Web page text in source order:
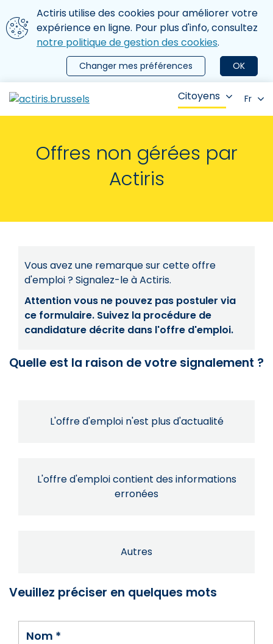
Aller au contenu principal
Nous utilisons des cookies
Actiris utilise des cookies pour améliorer votre
expérience en ligne. Pour plus d'info, consultez
notre politique de gestion des cookies.
OK
Changer mes préférences
le menu
Citoyens Fr
Offres non gérées par
Actiris
Vous avez une remarque sur cette offre
d'emploi ? Signalez-le à Actiris.
Attention vous ne pouvez pas postuler via
ce formulaire. Suivez la procédure de
candidature décrite dans l'offre d'emploi.
Quelle est la raison de votre signalement ?
L'offre d'emploi n'est plus d'actualité
L'offre d'emploi contient des informations
erronées
Autres
Veuillez préciser en quelques mots
Nom *